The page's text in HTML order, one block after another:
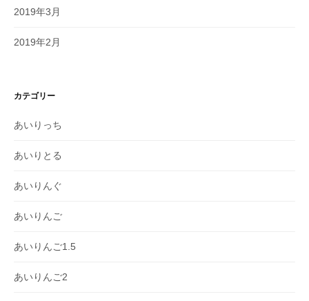
2019年3月
2019年2月
カテゴリー
あいりっち
あいりとる
あいりんぐ
あいりんご
あいりんご1.5
あいりんご2